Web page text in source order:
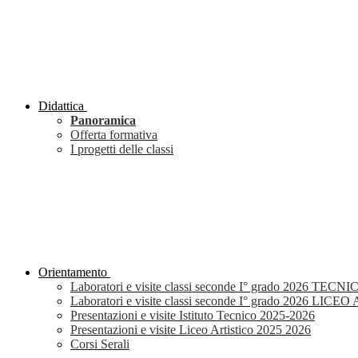
Didattica
Panoramica
Offerta formativa
I progetti delle classi
Orientamento
Laboratori e visite classi seconde I° grado 2026
Laboratori e visite classi seconde I° grado 2026 LICEO
Presentazioni e visite Istituto Tecnico 2025-2026
Presentazioni e visite Liceo Artistico 2025 2026
Corsi Serali